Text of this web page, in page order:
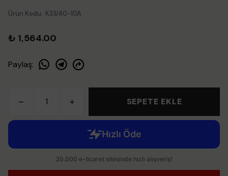
Ürün Kodu: K33/40-10A
₺ 1,564.00
Paylaş:
SEPETE EKLE